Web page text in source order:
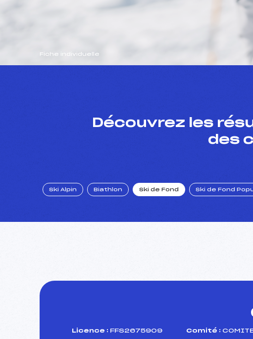
Fiche individuelle
Découvrez les
des
Ski Alpin Biathlon Ski de Fond Ski de Fond
Licence : FFS2675909 Comité :